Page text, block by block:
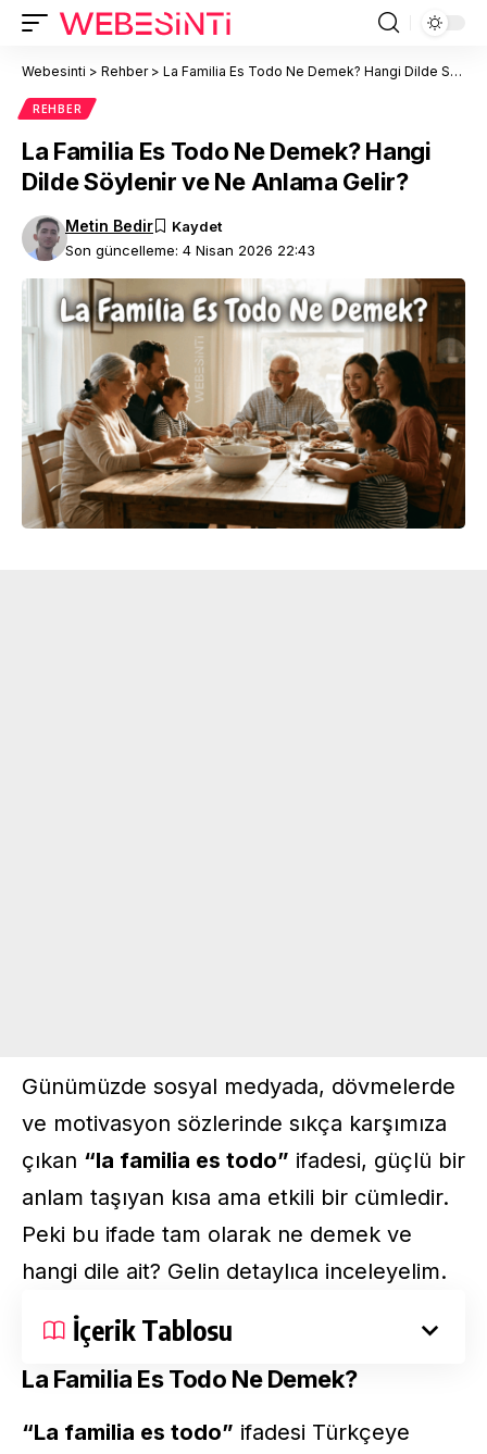
Webesinti > Rehber> La Familia Es Todo Ne Demek? Hangi Dilde Söylenir ve Ne Anlama Gelir?
REHBER
La Familia Es Todo Ne Demek? Hangi
Dilde Söylenir ve Ne Anlama Gelir?
Son güncelleme: 4 Nisan 2026 22:43
Metin Bedir
Günümüzde sosyal medyada, dövmelerde
ve motivasyon sözlerinde sıkça karşımıza
çıkan “la familia es todo” ifadesi, güçlü bir
anlam taşıyan kısa ama etkili bir cümledir.
Peki bu ifade tam olarak ne demek ve
hangi dile ait? Gelin detaylıca inceleyelim.
İçerik Tablosu
La Familia Es Todo Ne Demek?
“La familia es todo” ifadesi Türkçeye